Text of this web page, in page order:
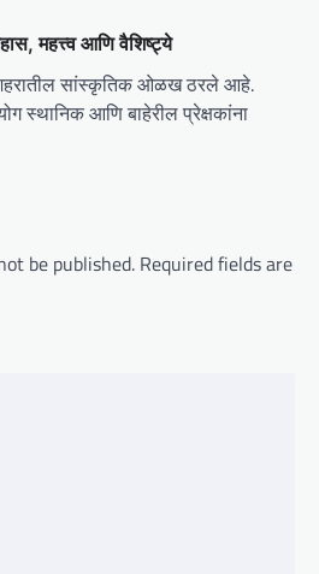
महत्त्व आणि वैशिष्ट्ये
शहरातील सांस्कृतिक ओळख ठरले आहे.
स्थानिक आणि बाहेरील प्रेक्षकांना
be published. Required fields are